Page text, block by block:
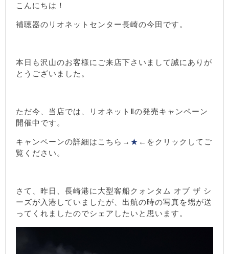
こんにちは！
補聴器のリオネットセンター長崎の今田です。
本日も沢山のお客様にご来店下さいまして誠にありが
とうございました。
ただ今、当店では、リオネットⅡの発売キャンペーン
開催中です。
キャンペーンの詳細はこちら→ ★ ←をクリックしてご
覧ください。
さて、昨日、長崎港に大型客船クォンタム オブ ザ シ
ーズが入港していましたが、出航の時の写真を甥が送
ってくれましたのでシェアしたいと思います。